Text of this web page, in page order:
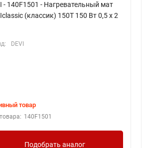
- 140F1501 - Нагревательный мат
(классик) 150T 150 Вт 0,5 x 2
DEVI
товар
140F1501
Подобрать аналог